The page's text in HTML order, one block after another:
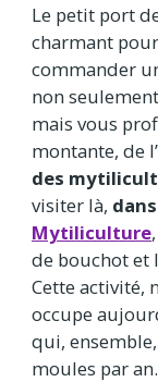
Le petit port
charmant
commander
non seulement
mais vous
montante, de l’
des
visiter là,
Mytiliculture
de bouchot et
Cette activité,
occupe
qui,
moules par an.